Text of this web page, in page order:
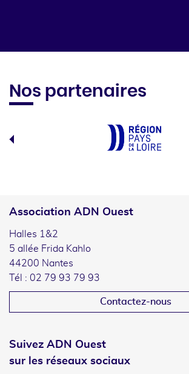
Nos partenaires
Association ADN Ouest
Halles 1&2
5 allée Frida Kahlo
44200 Nantes
Tél : 02 79 93 79 93
Contactez-nous
Suivez ADN Ouest
sur les réseaux sociaux